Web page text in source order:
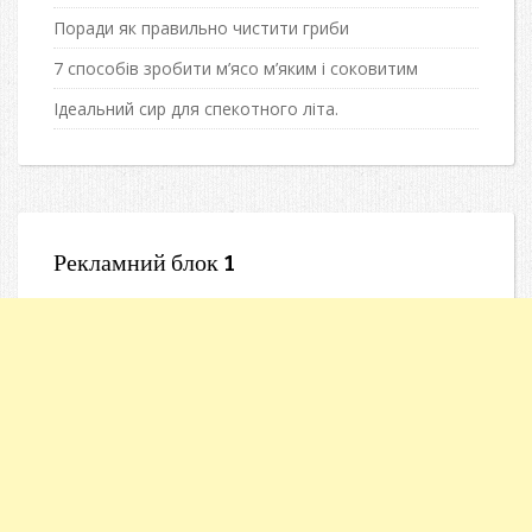
Поради як правильно чистити гриби
7 способів зробити м’ясо м’яким і соковитим
Ідеальний сир для спекотного літа.
Рекламний блок 1